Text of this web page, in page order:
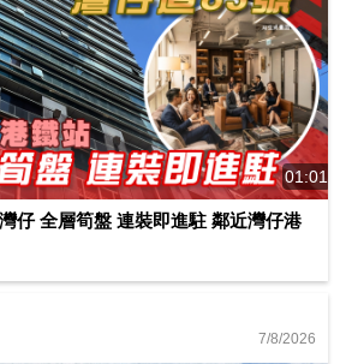
01:01
仔 全層筍盤 連裝即進駐 鄰近灣仔港
7/8/2026